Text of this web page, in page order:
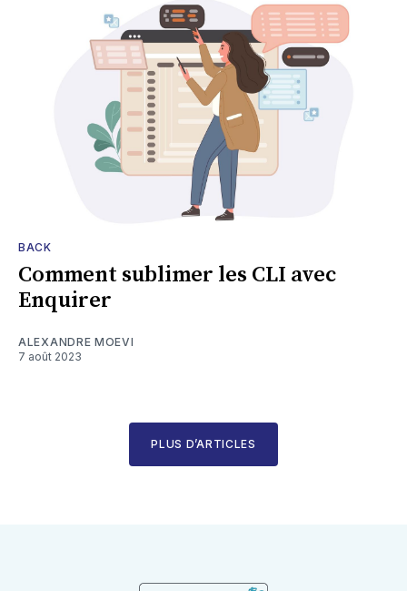
BACK
Comment sublimer les CLI avec
Enquirer
ALEXANDRE MOEVI
7 août 2023
PLUS D’ARTICLES